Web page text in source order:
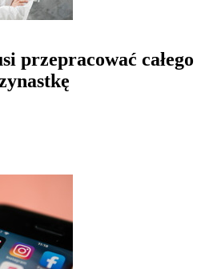
przepracować całego